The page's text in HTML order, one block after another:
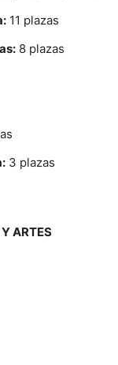
11 plazas
8 plazas
3 plazas
ARTES